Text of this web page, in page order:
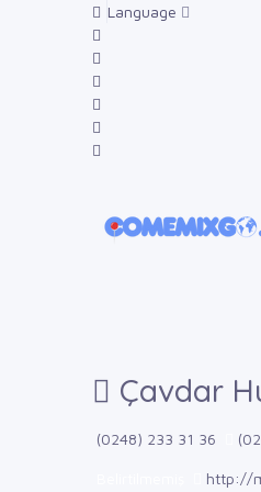
Language
Çavdar
(0248) 233 31 36
http://